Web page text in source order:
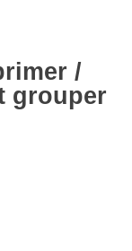
/
grouper